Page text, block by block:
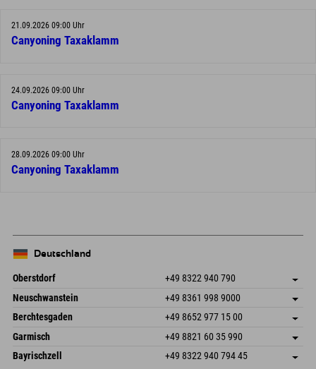
21.09.2026 09:00 Uhr
Canyoning Taxaklamm
24.09.2026 09:00 Uhr
Canyoning Taxaklamm
28.09.2026 09:00 Uhr
Canyoning Taxaklamm
Deutschland
Oberstdorf +49 8322 940 790
An der Breitach 3
87538 Fischen I. Allgäu
Deutschland
Adresse speichern
Anreiseinfos
Buchen
Neuschwanstein +49 8361 998 9000
An der Riese 45
87484 Nesselwang im Allgäu
Deutschland
Adresse speichern
Buchen
Berchtesgaden +49 8652 977 15 00
Hofreitstr. 7
83471 Schönau am Königssee
Deutschland
Adresse speichern
Anreiseinfos
Buchen
Garmisch +49 8821 60 35 990
Frickenstraße 22
82490 Farchant
Adresse speichern
Bayrischzell +49 8322 940 794 45